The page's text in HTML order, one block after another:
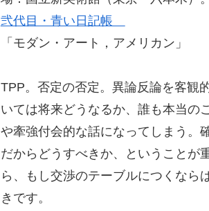
弐代目・青い日記帳
「モダン・アート，アメリカン」
TPP。否定の否定。異論反論を客観
いては将来どうなるか、誰も本当の
や牽強付会的な話になってしまう。
だからどうすべきか、ということが
ら、もし交渉のテーブルにつくなら
きです。